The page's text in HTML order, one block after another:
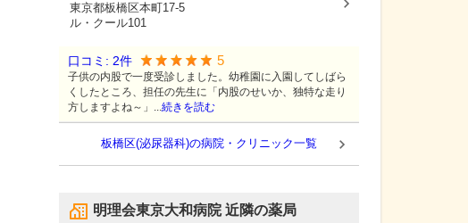
東京都板橋区本町17-5
ル・クール101
口コミ: 2件 5
子供の内股で一度受診しました。幼稚園に入園してしばら
くしたところ、担任の先生に「内股のせいか、独特な走り
方しますよね～」...続きを読む
板橋区(泌尿器科)の病院・クリニック一覧
明理会東京大和病院近隣の薬局